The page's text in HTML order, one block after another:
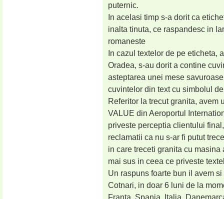
puternic.
In acelasi timp s-a dorit ca
inalta tinuta, ce raspandesc in
romaneste
In cazul textelor de pe eticheta,
Oradea, s-au dorit a contine
asteptarea unei mese
cuvintelor din text cu simbolul
Referitor la trecut granita, avem
VALUE din Aeroportul
priveste perceptia clientului
reclamatii ca nu s-ar fi putut
in care treceti granita cu
mai sus in ceea ce priveste
Un raspuns foarte bun il avem
Cotnari, in doar 6 luni de la
Franta, Spania, Italia,